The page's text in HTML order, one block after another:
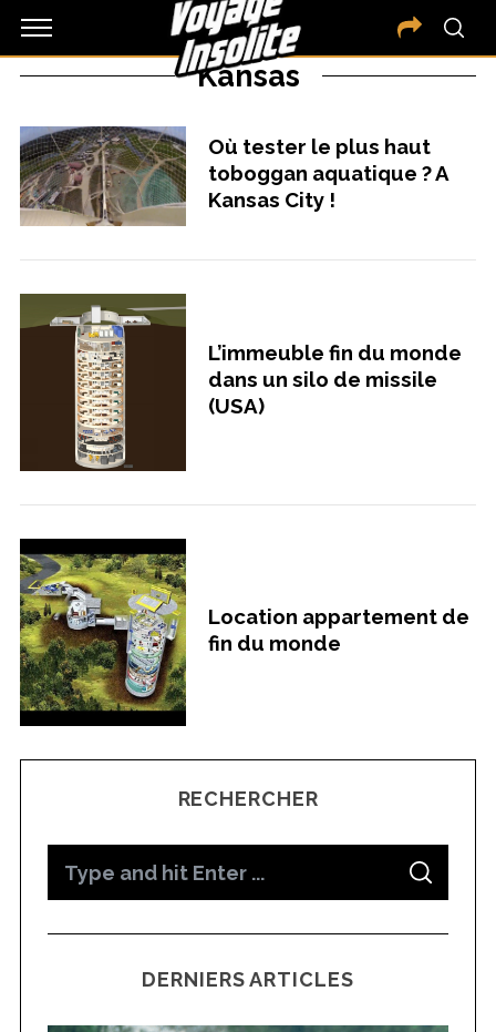
Kansas
Où tester le plus haut
toboggan aquatique ? A
Kansas City !
L’immeuble fin du monde
dans un silo de missile
(USA)
Location appartement de
fin du monde
RECHERCHER
S
A
C
DERNIERS ARTICLES